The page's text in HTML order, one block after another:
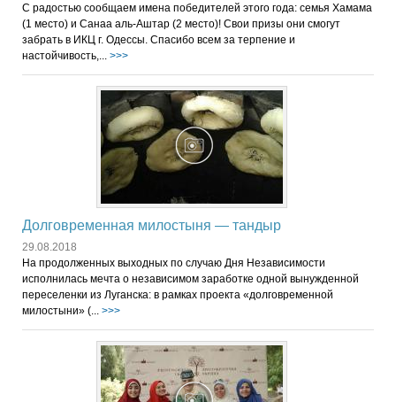
С радостью сообщаем имена победителей этого года: семья Хамама
(1 место) и Санаа аль-Аштар (2 место)! Свои призы они смогут
забрать в ИКЦ г. Одессы. Спасибо всем за терпение и
настойчивость,... >>>
Долговременная милостыня — тандыр
29.08.2018
На продолженных выходных по случаю Дня Независимости
исполнилась мечта о независимом заработке одной вынужденной
переселенки из Луганска: в рамках проекта «долговременной
милостыни» (... >>>